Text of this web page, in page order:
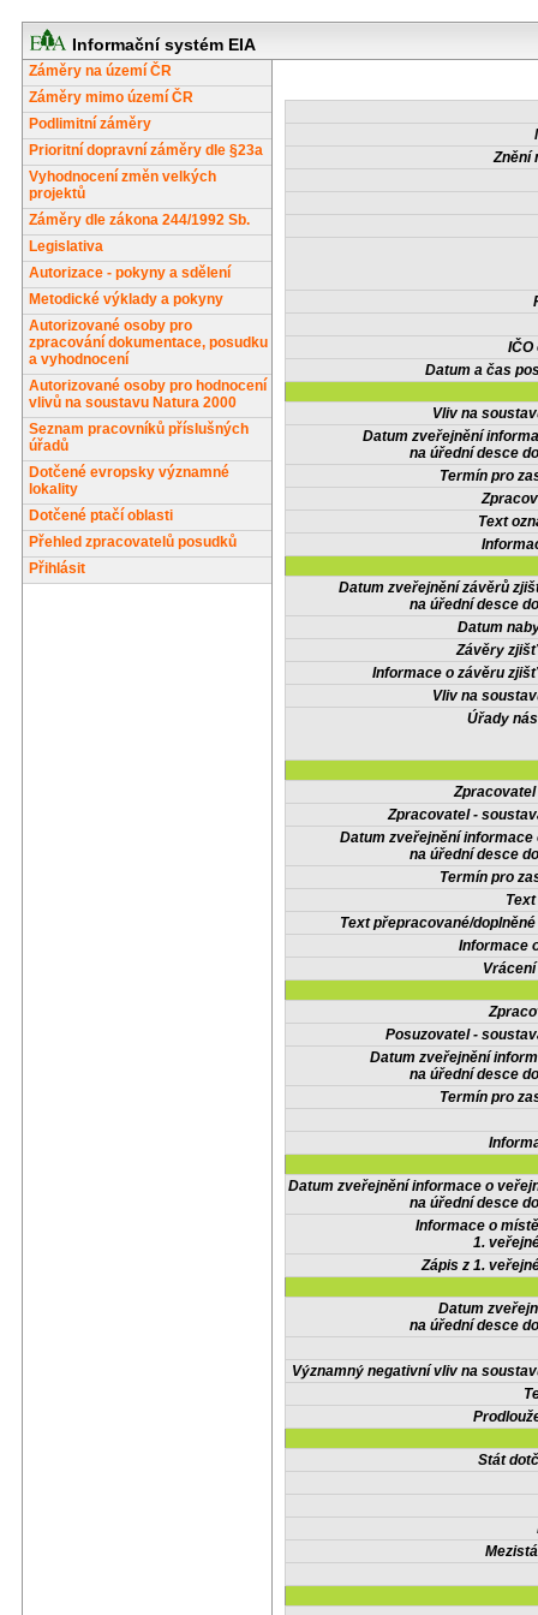
Informační systém EIA
Záměry na území ČR
Záměry mimo území ČR
Podlimitní záměry
Prioritní dopravní záměry dle §23a
Vyhodnocení změn velkých
projektů
Záměry dle zákona 244/1992 Sb.
Legislativa
Autorizace - pokyny a sdělení
Metodické výklady a pokyny
Autorizované osoby pro
zpracování dokumentace, posudku
a vyhodnocení
Autorizované osoby pro hodnocení
vlivů na soustavu Natura 2000
Seznam pracovníků příslušných
úřadů
Dotčené evropsky významné
lokality
Dotčené ptačí oblasti
Přehled zpracovatelů posudků
Přihlásit
Znění
IČO
Datum a čas
Vliv na
Datum zveřejnění
na úřední desce
Termín pro
Text
Datum zveřejnění závěrů
na úřední desce
Datum
Závěry
Informace o závěru
Vliv na
Úřady
Zpracovatel -
Datum zveřejnění informace
na úřední desce
Termín pro
Text přepracované/
Informace
Posuzovatel -
Datum zveřejnění
na úřední desce
Termín pro
Datum zveřejnění informace o
na úřední desce
Informace o
1.
Zápis z 1.
Datum
na úřední desce
Významný negativní vliv na
Stát